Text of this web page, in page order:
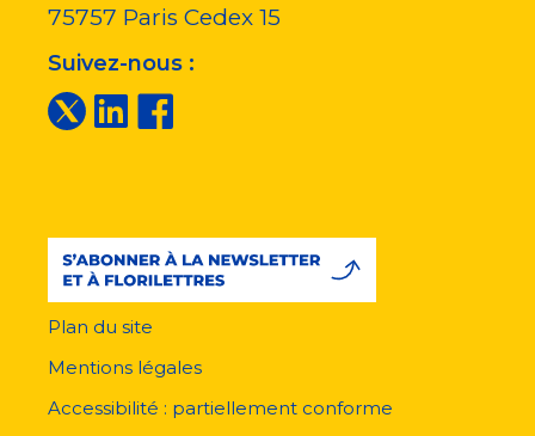
75757 Paris Cedex 15
Suivez-nous :
pied
page
Plan du site
Mentions légales
Accessibilité : partiellement conforme